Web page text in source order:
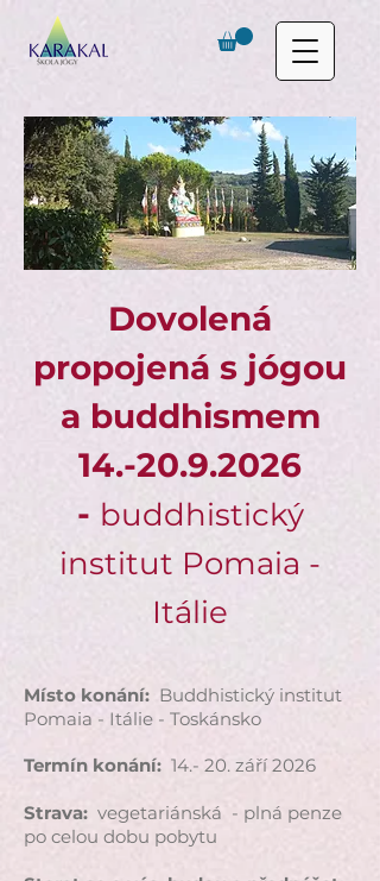
Dovolená
propojená s jógou
a buddhismem
14.-20.9.2026
- buddhistický
institut Pomaia -
Itálie
Místo konání: Buddhistický institut
Pomaia - Itálie - Toskánsko
Termín konání: 14.- 20. září 2026
Strava: vegetariánská - plná penze
po celou dobu pobytu